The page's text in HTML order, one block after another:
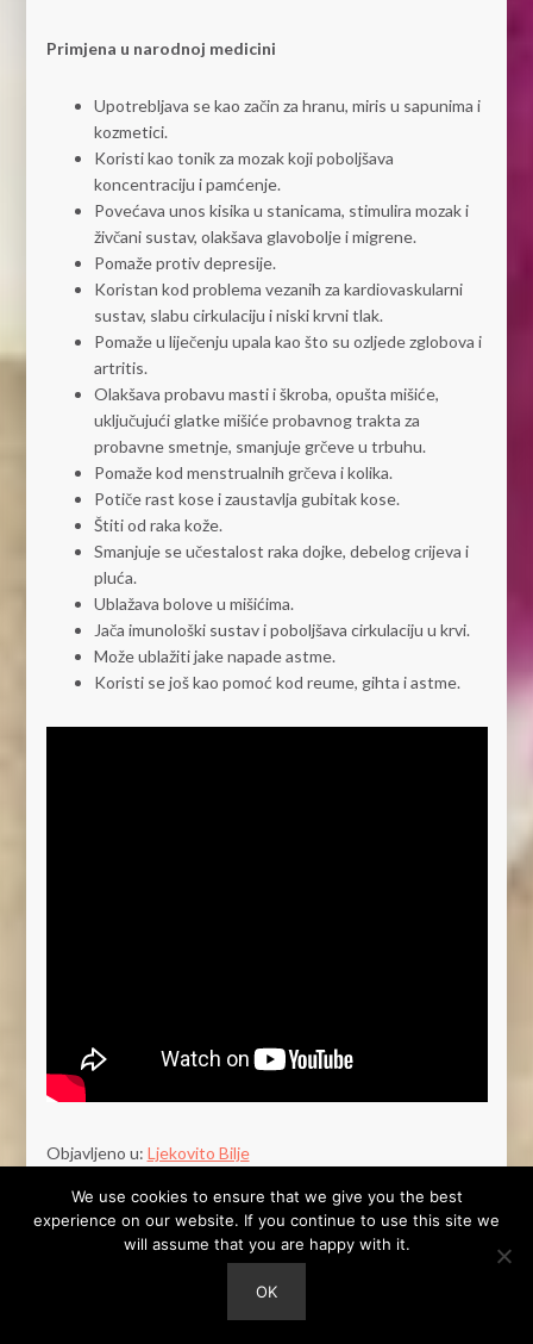
Primjena u narodnoj medicini
Upotrebljava se kao začin za hranu, miris u sapunima i
kozmetici.
Koristi kao tonik za mozak koji poboljšava
koncentraciju i pamćenje.
Povećava unos kisika u stanicama, stimulira mozak i
živčani sustav, olakšava glavobolje i migrene.
Pomaže protiv depresije.
Koristan kod problema vezanih za kardiovaskularni
sustav, slabu cirkulaciju i niski krvni tlak.
Pomaže u liječenju upala kao što su ozljede zglobova i
artritis.
Olakšava probavu masti i škroba, opušta mišiće,
uključujući glatke mišiće probavnog trakta za
probavne smetnje, smanjuje grčeve u trbuhu.
Pomaže kod menstrualnih grčeva i kolika.
Potiče rast kose i zaustavlja gubitak kose.
Štiti od raka kože.
Smanjuje se učestalost raka dojke, debelog crijeva i
pluća.
Ublažava bolove u mišićima.
Jača imunološki sustav i poboljšava cirkulaciju u krvi.
Može ublažiti jake napade astme.
Koristi se još kao pomoć kod reume, gihta i astme.
Objavljeno u: Ljekovito Bilje
koncentracija,bolje pamćenje, cirkulacija,cirkulacija glave,
diuretik,esencijalna ulja,flavonoidi,glavobolja,grčevi mišića,
kolike, loša cirkulacija, loša probava,
miris u sapunima,
We use cookies to ensure that we give you the best
experience on our website. If you continue to use this site we
will assume that you are happy with it.
OK